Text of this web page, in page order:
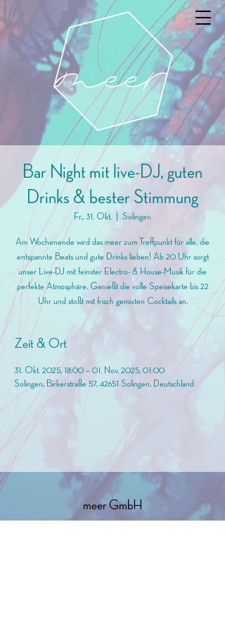
Bar Night mit live-DJ, guten
Drinks & bester Stimmung
Fr., 31. Okt. Solingen
Am Wochenende wird das meer zum Treffpunkt für alle, die
entspannte Beats und gute Drinks lieben! Ab 20 Uhr sorgt
unser Live-DJ mit feinster Electro- & House-Musik für die
perfekte Atmosphäre. Genießt die volle Speisekarte bis 22
Uhr und stoßt mit frisch gemixten Cocktails an.
Zeit & Ort
31. Okt. 2025, 18:00 – 01. Nov. 2025, 01:00
Solingen, Birkerstraße 57, 42651 Solingen, Deutschland
meer GmbH